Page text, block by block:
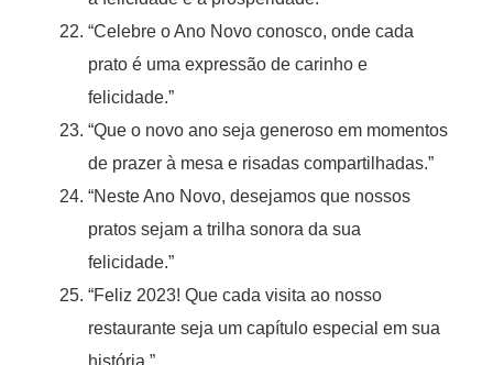
“Celebre o Ano Novo conosco, onde cada
prato é uma expressão de carinho e
felicidade.”
“Que o novo ano seja generoso em momentos
de prazer à mesa e risadas compartilhadas.”
“Neste Ano Novo, desejamos que nossos
pratos sejam a trilha sonora da sua
felicidade.”
“Feliz 2023! Que cada visita ao nosso
restaurante seja um capítulo especial em sua